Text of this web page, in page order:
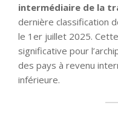
intermédiaire de la
dernière classification
le 1er juillet 2025.
significative pour
des pays à revenu
inférieure.